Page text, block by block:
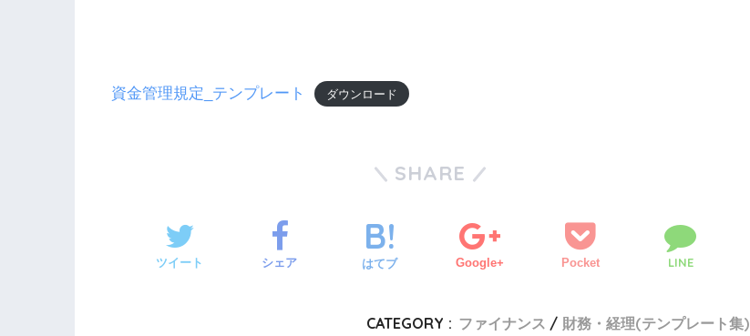
資金管理規定_テンプレート ダウンロード
SHARE
ツイート シェア はてブ Google+ Pocket LINE
CATEGORY : ファイナンス 財務・経理(テンプレート集)